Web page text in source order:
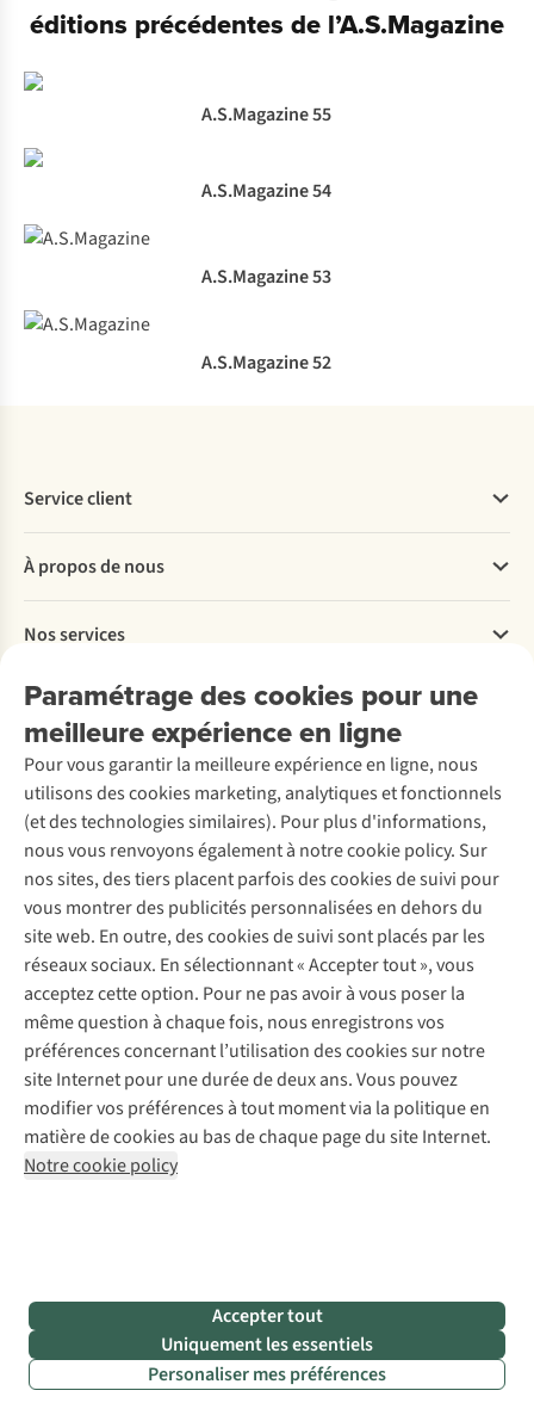
éditions précédentes de l’A.S.Magazine
A.S.Magazine 55
A.S.Magazine 54
A.S.Magazine 53
A.S.Magazine 52
Paramétrage des cookies pour une
meilleure expérience en ligne
Pour vous garantir la meilleure expérience en ligne, nous
utilisons des cookies marketing, analytiques et fonctionnels
(et des technologies similaires). Pour plus d'informations,
nous vous renvoyons également à notre cookie policy. Sur
nos sites, des tiers placent parfois des cookies de suivi pour
vous montrer des publicités personnalisées en dehors du
site web. En outre, des cookies de suivi sont placés par les
réseaux sociaux. En sélectionnant « Accepter tout », vous
acceptez cette option. Pour ne pas avoir à vous poser la
même question à chaque fois, nous enregistrons vos
préférences concernant l’utilisation des cookies sur notre
site Internet pour une durée de deux ans. Vous pouvez
modifier vos préférences à tout moment via la politique en
matière de cookies au bas de chaque page du site Internet.
Notre cookie policy
Accepter tout
Uniquement les essentiels
Personaliser mes préférences
Service client
Commander
Payer
Livraison
Rétractation d'une commande
Entretien & réparations
Garantie
Contactez-nous
À propos de nous
Explore More
À propos d’Ayacucho
Nos magasins
À propos d’A.S.Adventure
Déclaration d'accessibilité
Nos services
Location / Location sports d’hiver
Entretien de ski
Service de lavage
Entretien de chaussures
Réparation de chaussures
Réparation de vêtements
Retouches
Pour les entreprises
Découvrez
A.S.Magazine
Explore Camp
Gear Check
Expertise & conseils
Abonnez-vous à la newsletter
Suivez-nous
Mentions légales
Politique de confidentialité
Conditions générales
Cookie Policy
AS Adventure Luxemburg SA,